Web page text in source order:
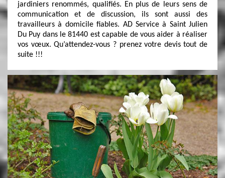
jardiniers renommés, qualifiés. En plus de leurs sens de
communication et de discussion, ils sont aussi des
travailleurs à domicile fiables. AD Service à Saint Julien
Du Puy dans le 81440 est capable de vous aider à réaliser
vos vœux. Qu’attendez-vous ? prenez votre devis tout de
suite !!!